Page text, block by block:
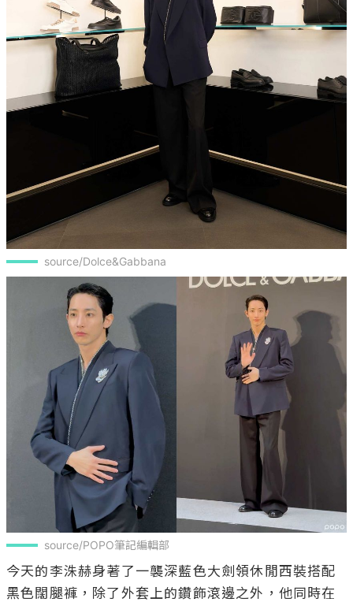
source/Dolce&Gabbana
source/POPO筆記編輯部
今天的李洙赫身著了一襲深藍色大劍領休閒西裝搭配
黑色闊腿褲，除了外套上的鑽飾滾邊之外，他同時在